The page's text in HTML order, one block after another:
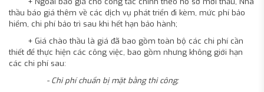
thầu báo giá thêm về các dịch vụ phát triển đi kèm, mức phí bảo
hiểm, chi phí bảo trì sau khi hết hạn bảo hành;
+ Giá chào thầu là giá đã bao gồm toàn bộ các chi phí cần
thiết để thực hiện các công việc, bao gồm nhưng không giới hạn
các chi phí sau:
- Chi phí chuẩn bị mặt bằng thi công;